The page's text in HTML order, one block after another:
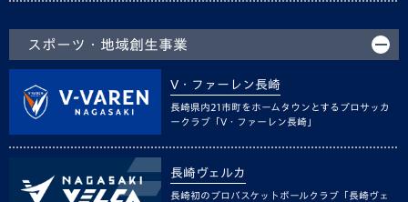
スポーツ・地域創生事業
V・ファーレン長崎
長崎県内21市町をホームタウンとするプロサッカ
ークラブ「V・ファーレン長崎」
長崎ヴェルカ
長崎初のプロバスケットボールクラブ「長崎ヴェ